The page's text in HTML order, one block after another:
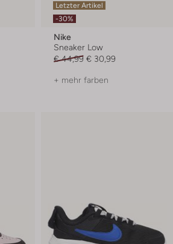
Letzter Artikel
-30%
Nike
Sneaker Low
€ 44,99 € 30,99
+ mehr farben